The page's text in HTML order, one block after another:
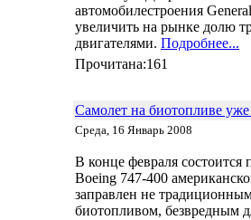
автомобилестроения
увеличить на рынке долю
двигателями. Подробнее...
Прочитана:161
Самолет на биотопливе
Среда, 16 Январь 2008
В конце февраля состоится
Boeing 747-400
заправлен не
биотопливом, безвредным